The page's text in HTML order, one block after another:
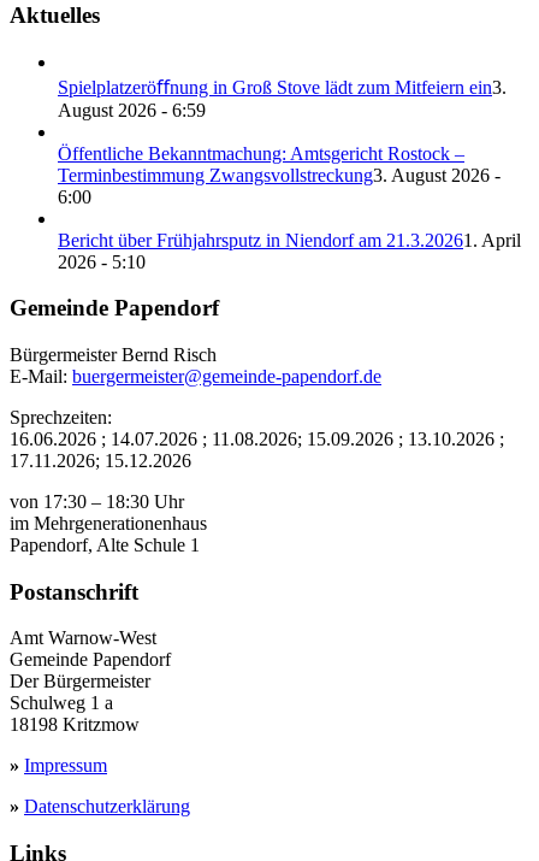
Aktuelles
Spielplatzeröﬀnung in Groß Stove lädt zum Mitfeiern ein3.
August 2026 - 6:59
Öffentliche Bekanntmachung: Amtsgericht Rostock –
Terminbestimmung Zwangsvollstreckung3. August 2026 -
6:00
Bericht über Frühjahrsputz in Niendorf am 21.3.20261. April
2026 - 5:10
Gemeinde Papendorf
Bürgermeister Bernd Risch
E-Mail: buergermeister@gemeinde-papendorf.de
Sprechzeiten:
16.06.2026 ; 14.07.2026 ; 11.08.2026; 15.09.2026 ; 13.10.2026 ;
17.11.2026; 15.12.2026
von 17:30 – 18:30 Uhr
im Mehrgenerationenhaus
Papendorf, Alte Schule 1
Postanschrift
Amt Warnow-West
Gemeinde Papendorf
Der Bürgermeister
Schulweg 1 a
18198 Kritzmow
» Impressum
» Datenschutzerklärung
Links